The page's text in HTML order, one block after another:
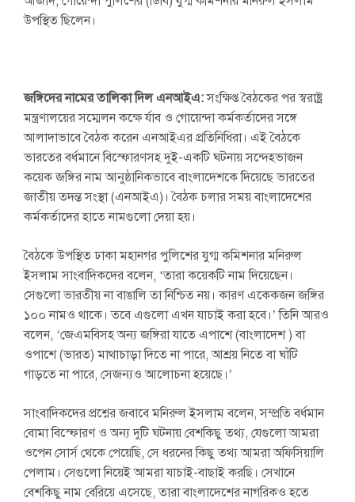
উপস্থিত ছিলেন।
জঙ্গিদের নামের তালিকা দিল এনআইএ:সংক্ষিপ্ত বৈঠকের পর স্বরাষ্ট্র
মন্ত্রণালয়ের সম্মেলন কক্ষে র্যাব ও গোয়েন্দা কর্মকর্তাদের সঙ্গে
আলাদাভাবে বৈঠক করেন এনআইএর প্রতিনিধিরা। এই বৈঠকে
ভারতের বর্ধমানে বিস্ফোরণসহ দুই-একটি ঘটনায় সন্দেহভাজন
কয়েক জঙ্গির নাম আনুষ্ঠানিকভাবে বাংলাদেশকে দিয়েছে ভারতের
জাতীয় তদন্ত সংস্থা (এনআইএ)। বৈঠক চলার সময় বাংলাদেশের
কর্মকর্তাদের হাতে নামগুলো দেয়া হয়।
বৈঠকে উপস্থিত ঢাকা মহানগর পুলিশের যুগ্ম কমিশনার মনিরুল
ইসলাম সাংবাদিকদের বলেন, ‘তারা কয়েকটি নাম দিয়েছেন।
সেগুলো ভারতীয় না বাঙালি তা নিশ্চিত নয়। কারণ একেকজন জঙ্গির
১০০ নামও থাকে। তবে এগুলো এখন যাচাই করা হবে।’ তিনি আরও
বলেন, ‘জেএমবিসহ অন্য জঙ্গিরা যাতে এপাশে (বাংলাদেশ ) বা
ওপাশে (ভারত) মাথাচাড়া দিতে না পারে, আশ্রয় নিতে বা ঘাঁটি
গাড়তে না পারে, সেজন্যও আলোচনা হয়েছে।’
সাংবাদিকদের প্রশ্নের জবাবে মনিরুল ইসলাম বলেন, সম্প্রতি বর্ধমান
বোমা বিস্ফোরণ ও অন্য দুটি ঘটনায় বেশকিছু তথ্য, যেগুলো আমরা
ওপেন সোর্স থেকে পেয়েছি, সে ধরনের কিছু তথ্য আমরা অফিসিয়ালি
পেলাম। সেগুলো নিয়েই আমরা যাচাই-বাছাই করছি। সেখানে
বেশকিছু নাম বেরিয়ে এসেছে, তারা বাংলাদেশের নাগরিকও হতে